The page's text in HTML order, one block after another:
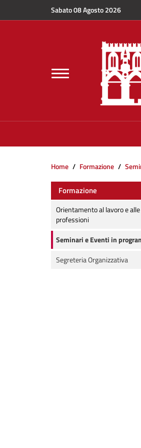
Sabato 08 Agosto 2026
Toggle
navigation
Home Formazione
Formazione
Orientamento al lavoro e alle
professioni
Seminari e Eventi in
Segreteria Organizzativa